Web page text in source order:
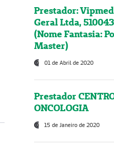
Prestador:
Geral Ltda,
(Nome Fantasia:
Master)
01 de Abril de 2020
Prestador
ONCOLOGIA
15 de Janeiro de 2020